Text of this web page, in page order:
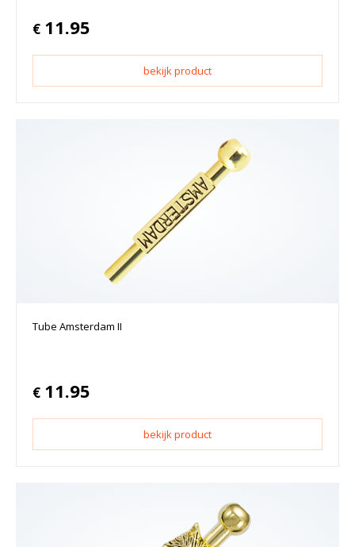
€ 11.95
bekijk product
Tube Amsterdam II
€ 11.95
bekijk product